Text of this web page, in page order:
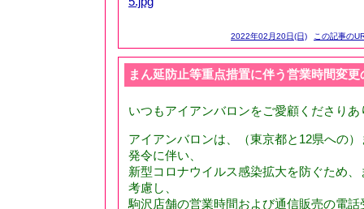
2022年02月20日(日) この記事の
まん延防止等重点措置に伴う営業時間変更
いつもアイアンバロンをご愛顧くださり
アイアンバロンは、（東京都と12県への
発令に伴い、
新型コロナウイルス感染拡大を防ぐため
考慮し、
駒沢店舗の営業時間および通信販売の電